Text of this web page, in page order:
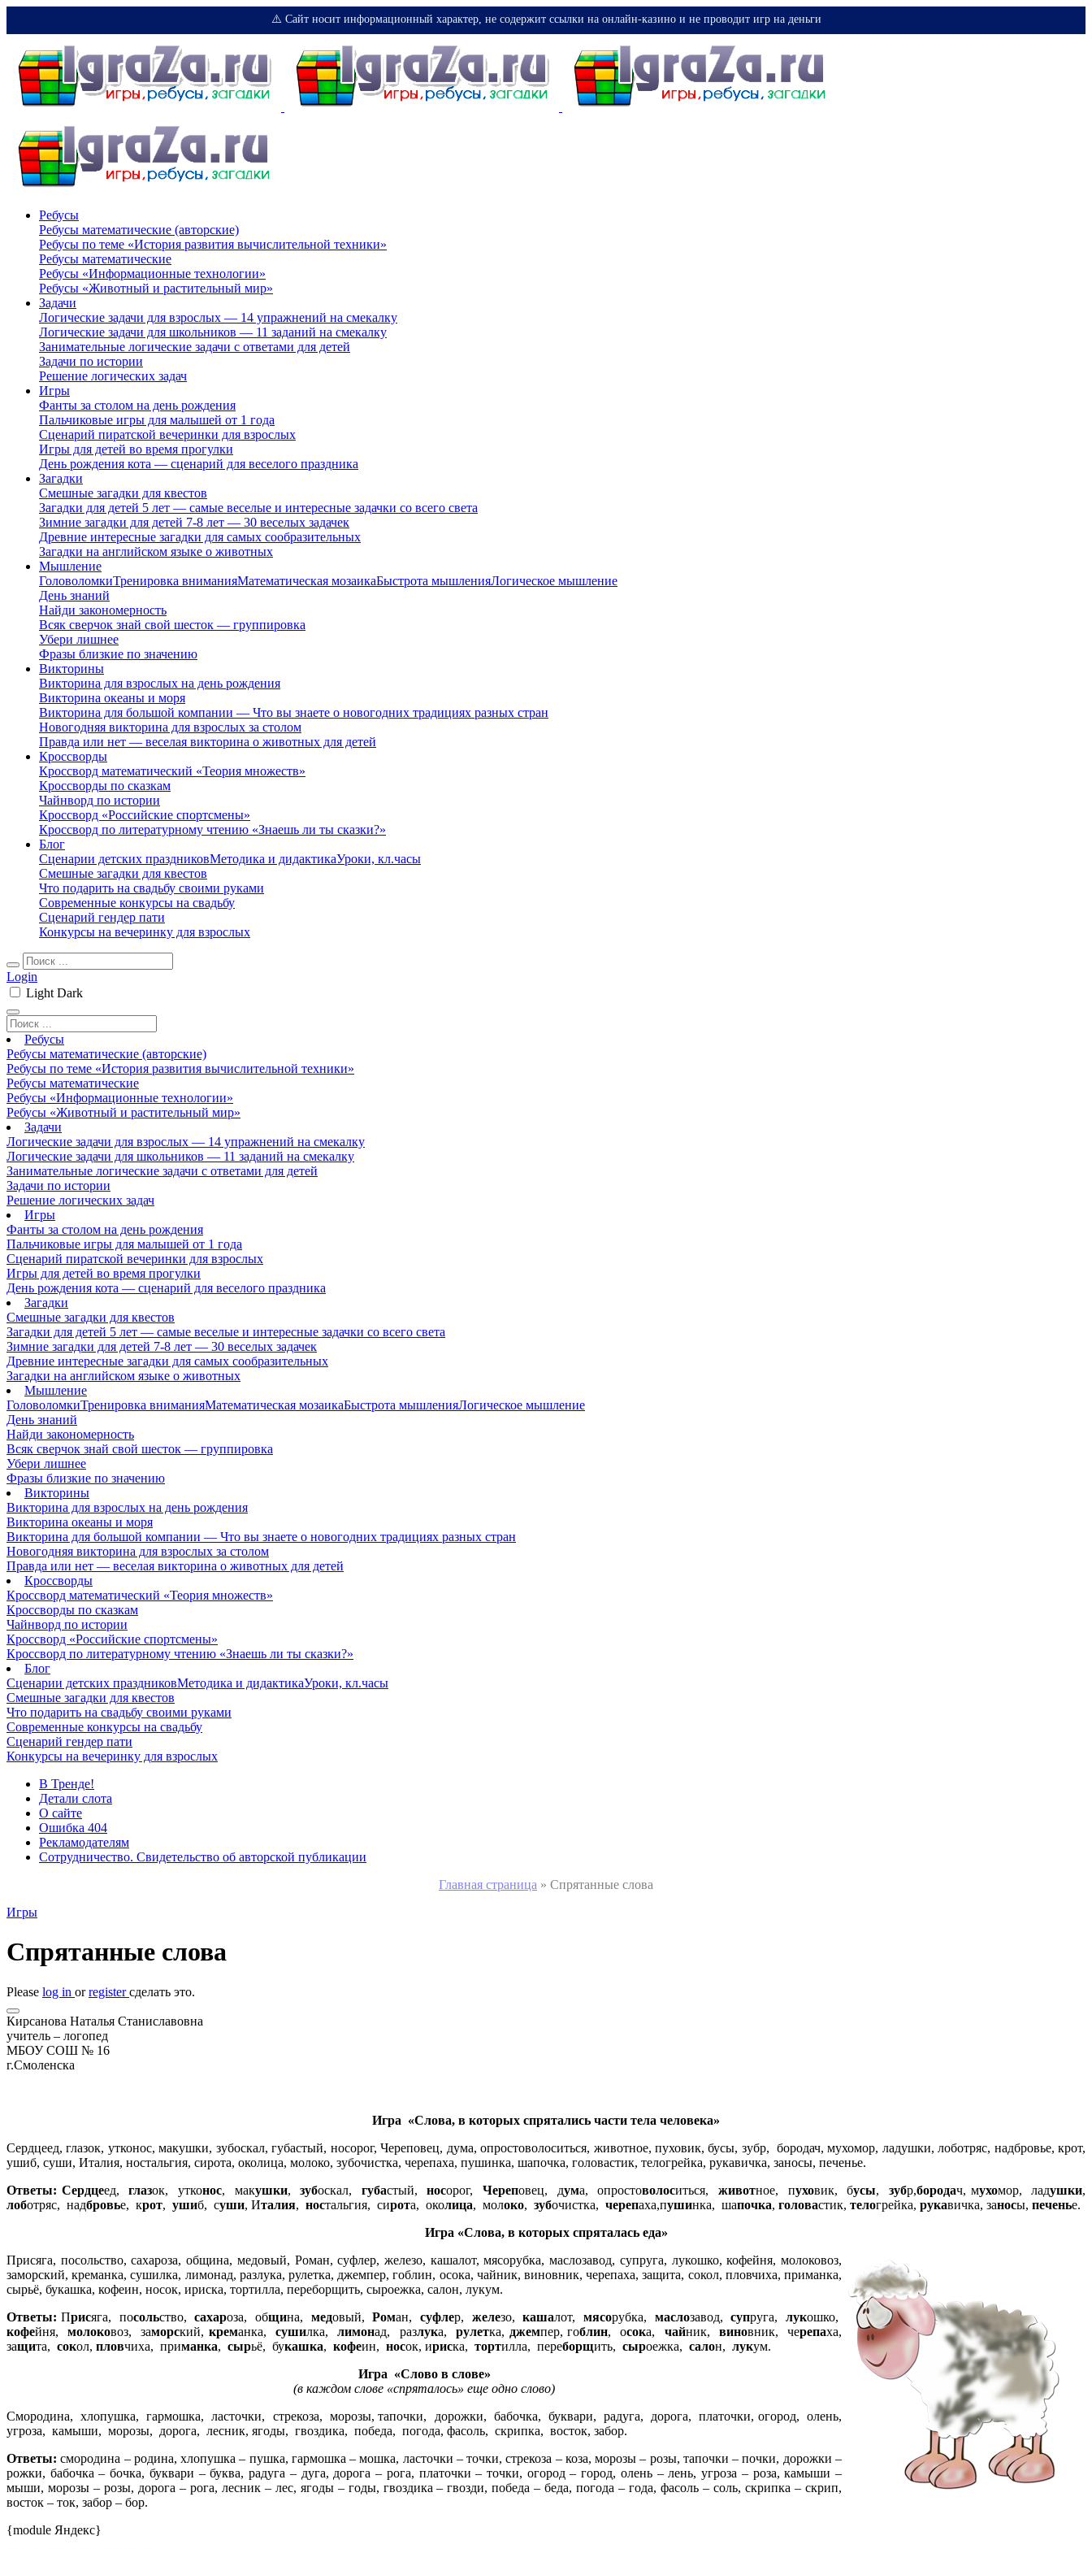
⚠️ Сайт носит информационный характер, не содержит ссылки на онлайн-казино и не проводит игр на деньги
Ребусы
Ребусы математические (авторские)
Ребусы по теме «История развития вычислительной техники»
Ребусы математические
Ребусы «Информационные технологии»
Ребусы «Животный и растительный мир»
Задачи
Логические задачи для взрослых — 14 упражнений на смекалку
Логические задачи для школьников — 11 заданий на смекалку
Занимательные логические задачи с ответами для детей
Задачи по истории
Решение логических задач
Игры
Фанты за столом на день рождения
Пальчиковые игры для малышей от 1 года
Сценарий пиратской вечеринки для взрослых
Игры для детей во время прогулки
День рождения кота — сценарий для веселого праздника
Загадки
Смешные загадки для квестов
Загадки для детей 5 лет — самые веселые и интересные задачки со всего света
Зимние загадки для детей 7-8 лет — 30 веселых задачек
Древние интересные загадки для самых сообразительных
Загадки на английском языке о животных
Мышление
ГоловоломкиТренировка вниманияМатематическая мозаикаБыстрота мышленияЛогическое мышление
День знаний
Найди закономерность
Всяк сверчок знай свой шесток — группировка
Убери лишнее
Фразы близкие по значению
Викторины
Викторина для взрослых на день рождения
Викторина океаны и моря
Викторина для большой компании — Что вы знаете о новогодних традициях разных стран
Новогодняя викторина для взрослых за столом
Правда или нет — веселая викторина о животных для детей
Кроссворды
Кроссворд математический «Теория множеств»
Кроссворды по сказкам
Чайнворд по истории
Кроссворд «Российские спортсмены»
Кроссворд по литературному чтению «Знаешь ли ты сказки?»
Блог
Сценарии детских праздниковМетодика и дидактикаУроки, кл.часы
Смешные загадки для квестов
Что подарить на свадьбу своими руками
Современные конкурсы на свадьбу
Сценарий гендер пати
Конкурсы на вечеринку для взрослых
Login
Light Dark
Ребусы
Ребусы математические (авторские)
Ребусы по теме «История развития вычислительной техники»
Ребусы математические
Ребусы «Информационные технологии»
Ребусы «Животный и растительный мир»
Задачи
Логические задачи для взрослых — 14 упражнений на смекалку
Логические задачи для школьников — 11 заданий на смекалку
Занимательные логические задачи с ответами для детей
Задачи по истории
Решение логических задач
Игры
Фанты за столом на день рождения
Пальчиковые игры для малышей от 1 года
Сценарий пиратской вечеринки для взрослых
Игры для детей во время прогулки
День рождения кота — сценарий для веселого праздника
Загадки
Смешные загадки для квестов
Загадки для детей 5 лет — самые веселые и интересные задачки со всего света
Зимние загадки для детей 7-8 лет — 30 веселых задачек
Древние интересные загадки для самых сообразительных
Загадки на английском языке о животных
Мышление
ГоловоломкиТренировка вниманияМатематическая мозаикаБыстрота мышленияЛогическое мышление
День знаний
Найди закономерность
Всяк сверчок знай свой шесток — группировка
Убери лишнее
Фразы близкие по значению
Викторины
Викторина для взрослых на день рождения
Викторина океаны и моря
Викторина для большой компании — Что вы знаете о новогодних традициях разных стран
Новогодняя викторина для взрослых за столом
Правда или нет — веселая викторина о животных для детей
Кроссворды
Кроссворд математический «Теория множеств»
Кроссворды по сказкам
Чайнворд по истории
Кроссворд «Российские спортсмены»
Кроссворд по литературному чтению «Знаешь ли ты сказки?»
Блог
Сценарии детских праздниковМетодика и дидактикаУроки, кл.часы
Смешные загадки для квестов
Что подарить на свадьбу своими руками
Современные конкурсы на свадьбу
Сценарий гендер пати
Конкурсы на вечеринку для взрослых
В Тренде!
Детали слота
О сайте
Ошибка 404
Рекламодателям
Сотрудничество. Свидетельство об авторской публикации
Главная страница » Спрятанные слова
Игры
Спрятанные слова
Please log in orregisterсделать это.
Кирсанова Наталья Станиславовна
учитель – логопед
МБОУ СОШ № 16
г.Смоленска
Игра «Слова, в которых спрятались части тела человека»
Сердцеед, глазок, утконос, макушки, зубоскал, губастый, носорог, Череповец, дума, опростоволоситься, животное, пуховик, бусы, зубр, бородач, мухомор, ладушки, лоботряс, надбровье, крот,
ушиб, суши, Италия, ностальгия, сирота, околица, молоко, зубочистка, черепаха, пушинка, шапочка, головастик, телогрейка, рукавичка, заносы, печенье.
Ответы: Сердцеед,глазок, утконос, макушки,зубоскал, губастый,носорог,Череповец, дума, опростоволоситься, животное, пуховик, бусы, зубр,бородач, мухомор, ладушки,
лоботряс, надбровье, крот, ушиб, суши, Италия, ностальгия, сирота, околица, молоко, зубочистка, черепаха,пушинка, шапочка, головастик, телогрейка, рукавичка, заносы, печенье.
Игра «Слова, в которых спряталась еда»
Присяга, посольство, сахароза, община, медовый, Роман, суфлер, железо, кашалот, мясорубка, маслозавод, супруга, лукошко, кофейня, молоковоз,
заморский, креманка, сушилка, лимонад, разлука, рулетка, джемпер, гоблин, осока, чайник, виновник, черепаха, защита, сокол, пловчиха, приманка,
сырьё, букашка, кофеин, носок, ириска, тортилла, переборщить, сыроежка, салон, лукум.
Ответы: Присяга, посольство,сахароза, община, медовый,Роман, суфлер, железо,кашалот,мясорубка, маслозавод,супруга,лукошко,
кофейня,молоковоз, заморский,креманка,сушилка,лимонад, разлука, рулетка, джемпер, гоблин, осока, чайник, виновник, черепаха,
защита, сокол, пловчиха, приманка, сырьё, букашка, кофеин, носок, ириска, тортилла, переборщить, сыроежка, салон, лукум.
Игра «Слово в слове»
(в каждом слове «спряталось» еще одно слово)
Смородина, хлопушка, гармошка, ласточки, стрекоза, морозы, тапочки, дорожки, бабочка, буквари, радуга, дорога, платочки, огород, олень,
угроза, камыши, морозы, дорога, лесник, ягоды, гвоздика, победа, погода, фасоль, скрипка, восток, забор.
Ответы:смородина – родина, хлопушка – пушка, гармошка – мошка, ласточки – точки, стрекоза – коза, морозы – розы, тапочки – почки, дорожки –
рожки, бабочка – бочка, буквари – буква, радуга – дуга, дорога – рога, платочки – точки, огород – город, олень – лень, угроза – роза, камыши –
мыши, морозы – розы, дорога – рога, лесник – лес, ягоды – годы, гвоздика – гвозди, победа – беда, погода – года, фасоль – соль, скрипка – скрип,
восток – ток, забор – бор.
{module Яндекс}